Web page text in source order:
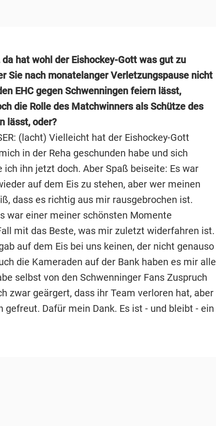
hat wohl der Eishockey-Gott was gut zu
Sie nach monatelanger Verletzungspause nicht
EHC gegen Schwenningen feiern lässt,
die Rolle des Matchwinners als Schütze des
lässt, oder?
(lacht) Vielleicht hat der Eishockey-Gott
in der Reha geschunden habe und sich
ich ihn jetzt doch. Aber Spaß beiseite: Es war
auf dem Eis zu stehen, aber wer meinen
dass es richtig aus mir rausgebrochen ist.
war einer meiner schönsten Momente
mit das Beste, was mir zuletzt widerfahren ist.
auf dem Eis bei uns keinen, der nicht genauso
die Kameraden auf der Bank haben es mir alle
selbst von den Schwenninger Fans Zuspruch
zwar geärgert, dass ihr Team verloren hat, aber
gefreut. Dafür mein Dank. Es ist - und bleibt - ein